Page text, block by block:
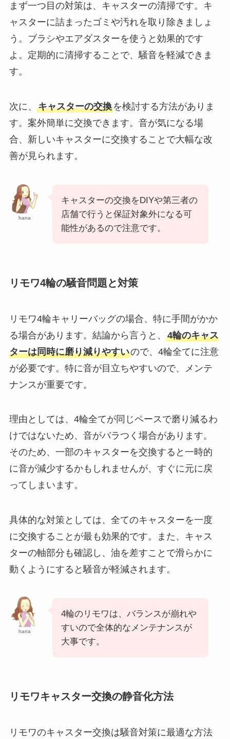
まず一つ目の対策は、キャスターの清掃です。キ
ャスターに詰まったゴミや汚れを取り除きましょ
う。ブラシやエアダスターを使うと効果的です
よ。定期的に清掃することで、騒音を軽減できま
す。
次に、 キャスターの交換を検討する方法がありま
す。案外簡単に交換できます。音が気になる場
合、新しいキャスターに交換することで大幅な改
善が見られます。
hana
キャスターの交換をDIYや第三者の
店舗で行うと保証対象外になる可
能性があるので注意です。
リモワ4輪の騒音問題と対策
リモワ4輪キャリーバッグの場合、特に手間がかか
る場合があります。結論から言うと、 4輪のキャス
ターは同時に磨り減りやすいので、4輪全てに注意
が必要です。特に音が目立ちやすいので、メンテ
ナンスが重要です。
理由としては、4輪全てが同じペースで磨り減るわ
けではないため、音がバラつく場合があります。
そのため、一部のキャスターを交換すると一時的
に音が減少するかもしれませんが、すぐに元に戻
ってしまいます。
具体的な対策としては、全てのキャスターを一度
に交換することが最も効果的です。また、キャス
ターの軸部分も確認し、油を差すことで滑らかに
動くようにすると騒音が軽減されます。
hana
4輪のリモワは、バランスが崩れや
すいので全体的なメンテナンスが
大事です。
リモワキャスター交換の静音化方法
リモワのキャスター交換は騒音対策に最適な方法